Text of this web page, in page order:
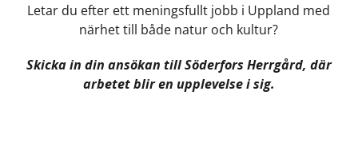
Letar du efter ett meningsfullt jobb i Uppland med
närhet till både natur och kultur?
Skicka in din ansökan till Söderfors Herrgård, där
arbetet blir en upplevelse i sig.